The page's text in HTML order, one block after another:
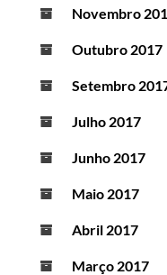
Novembro
Outubro 2017
Setembro
Julho 2017
Junho 2017
Maio 2017
Abril 2017
Março 2017